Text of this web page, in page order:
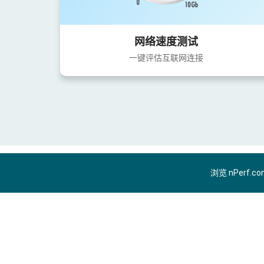
网络速度测试
一键评估互联网连接
浏览